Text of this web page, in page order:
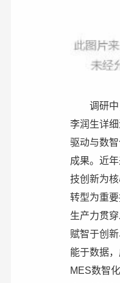
调研
李润生详
驱动与数
成果。近
技创新为
转型为重
生产力贯
赋智于创
能于数据
MES数智